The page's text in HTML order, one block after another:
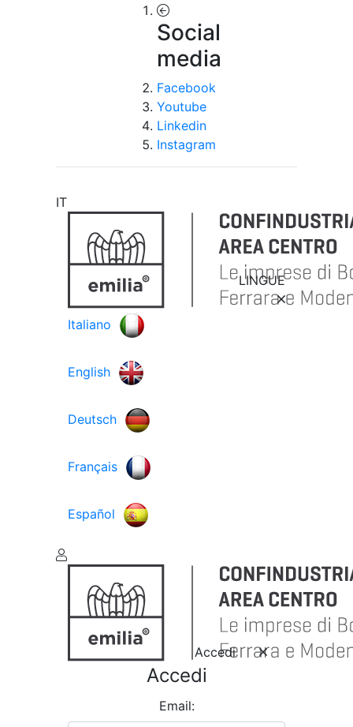
Social
media
Facebook
Youtube
Linkedin
Instagram
IT
LINGUE
Italiano
English
Deutsch
Français
Español
Accedi
Accedi
Email: